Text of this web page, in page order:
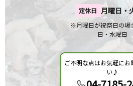
定休日 月曜日・
※月曜日が祝祭日の場
日・水曜日
ご不明な点はお気軽にお
い♪